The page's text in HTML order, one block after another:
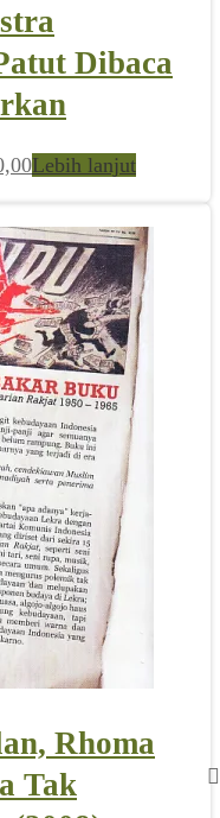
Dibaca
Harga
adalah:
Rp 360.000,00.
Lebih lanjut
Rhoma
Tak